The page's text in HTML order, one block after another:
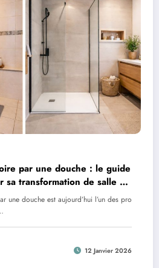
par une douche : le guide
sa transformation de salle de
une douche est aujourd’hui l’un des pro
12 Janvier 2026